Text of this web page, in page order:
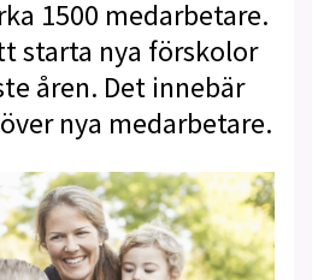
1500 medarbetare.
starta nya förskolor
åren. Det innebär
nya medarbetare.